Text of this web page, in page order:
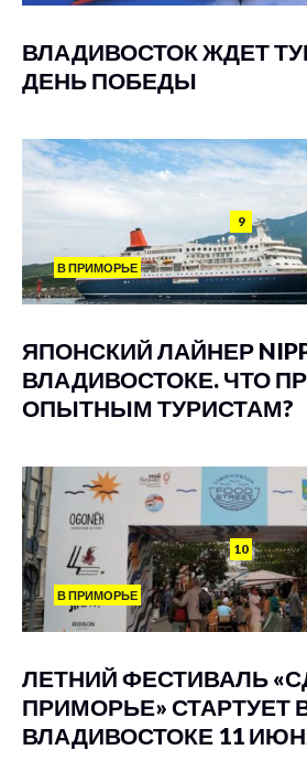
ВЛАДИВОСТОК ЖДЕТ
ДЕНЬ ПОБЕДЫ
9
В ПРИМОРЬЕ
ЯПОНСКИЙ ЛАЙНЕР
ВЛАДИВОСТОКЕ. ЧТО
ОПЫТНЫМ ТУРИСТАМ?
10
В ПРИМОРЬЕ
ЛЕТНИЙ ФЕСТИВАЛЬ
ПРИМОРЬЕ» СТАРТУЕТ
ВЛАДИВОСТОКЕ 11